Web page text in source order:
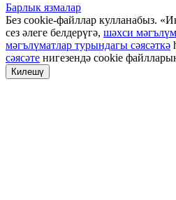
Барлык язмалар
Без cookie-файллар кулланабыз.
сез әлеге белдерүгә, шәхси
мәгълүматлар турындагы сәясәткә
сәясәте нигезендә cookie
Килешү